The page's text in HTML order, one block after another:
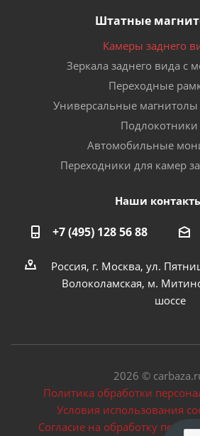
Штатные
Камеры заднего
Зеркала заднего вида с
Переходные
Универсальные магнитолы
Подлокотники
Автомобильные
Переходники для камер
Наши
+7 (495) 128 56 88
Россия, г. Москва, ул.
Волоколамская, м.
шоссе
2026 ©
Политика обработки
Условия использования
Согласие на обработку